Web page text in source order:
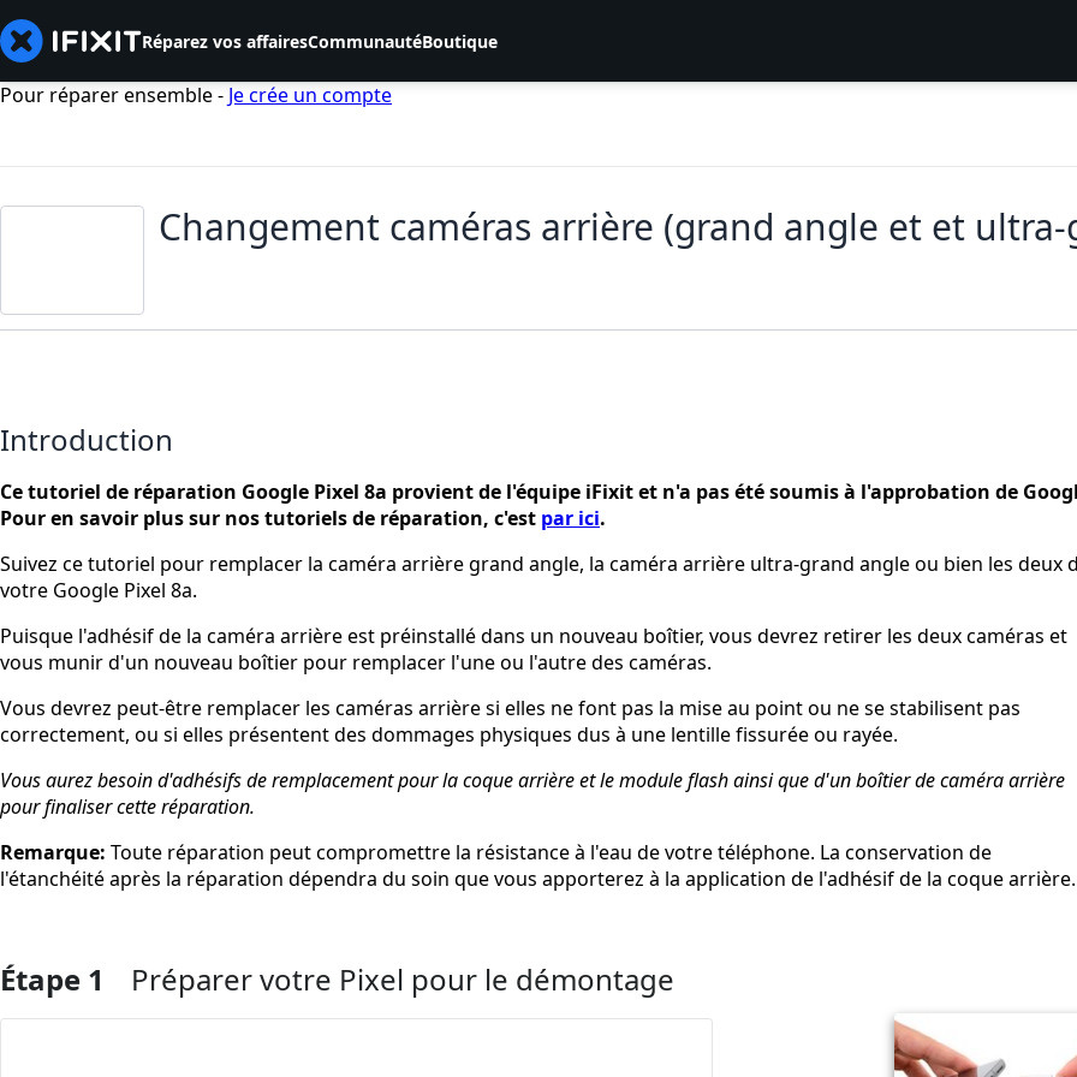
Réparez vos affairesCommunautéBoutique
Pour réparer ensemble - Je crée un compte
Changement caméras arrière (grand angle et et
Introduction
Ce tutoriel de réparation Google Pixel 8a provient de l'équipe iFixit et n'a pas été soumis à l'approbation de
Pour en savoir plus sur nos tutoriels de réparation, c'est par ici.
Suivez ce tutoriel pour remplacer la caméra arrière grand angle, la caméra arrière ultra-grand angle ou bien les deux
votre Google Pixel 8a.
Puisque l'adhésif de la caméra arrière est préinstallé dans un nouveau boîtier, vous devrez retirer les deux caméras et
vous munir d'un nouveau boîtier pour remplacer l'une ou l'autre des caméras.
Vous devrez peut-être remplacer les caméras arrière si elles ne font pas la mise au point ou ne se stabilisent pas
correctement, ou si elles présentent des dommages physiques dus à une lentille fissurée ou rayée.
Vous aurez besoin d'adhésifs de remplacement pour la coque arrière et le module flash ainsi que d'un boîtier de caméra arrière
pour finaliser cette réparation.
Remarque: Toute réparation peut compromettre la résistance à l'eau de votre téléphone. La conservation de
l'étanchéité après la réparation dépendra du soin que vous apporterez à la application de l'adhésif de la coque arrière.
Étape 1 Préparer votre Pixel pour le démontage